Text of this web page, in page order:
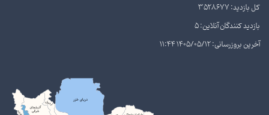
کل بازدید: 3528677
بازدید کنندگان آنلاین: 5
آخرین بروزرسانی: 1405/05/12 11:44